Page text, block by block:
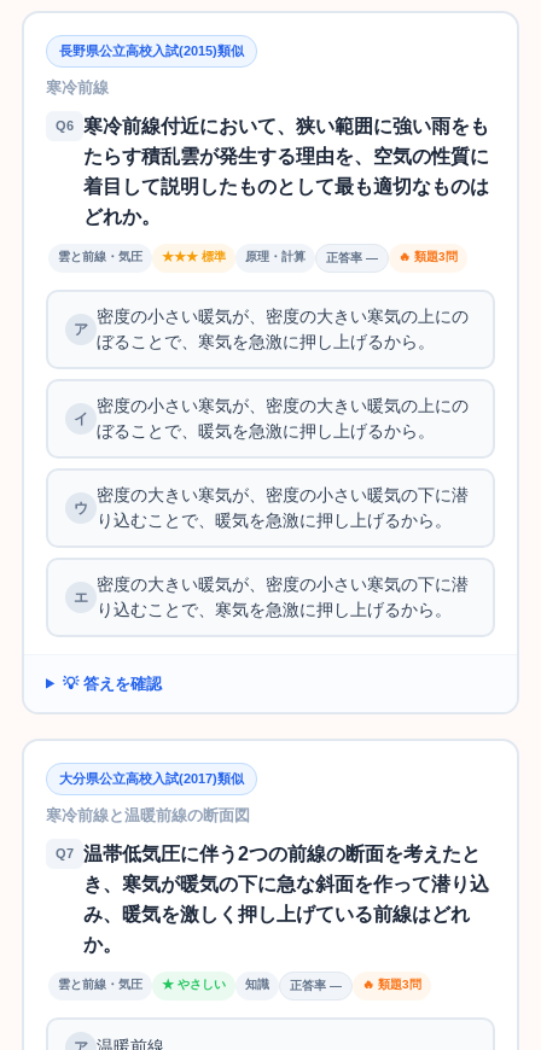
長野県公立高校入試(2015)類似
寒冷前線
Q6
寒冷前線付近において、狭い範囲に強い雨をも
たらす積乱雲が発生する理由を、空気の性質に
着目して説明したものとして最も適切なものは
どれか。
雲と前線・気圧 ★★★ 標準 原理・計算 正答率 — 🔥 類題3問
密度の小さい暖気が、密度の大きい寒気の上にの
ぼることで、寒気を急激に押し上げるから。
密度の小さい寒気が、密度の大きい暖気の上にの
ぼることで、暖気を急激に押し上げるから。
密度の大きい寒気が、密度の小さい暖気の下に潜
り込むことで、暖気を急激に押し上げるから。
密度の大きい暖気が、密度の小さい寒気の下に潜
り込むことで、寒気を急激に押し上げるから。
💡 答えを確認
大分県公立高校入試(2017)類似
寒冷前線と温暖前線の断面図
Q7
温帯低気圧に伴う2つの前線の断面を考えたと
き、寒気が暖気の下に急な斜面を作って潜り込
み、暖気を激しく押し上げている前線はどれ
か。
雲と前線・気圧 ★ やさしい 知識 正答率 — 🔥 類題3問